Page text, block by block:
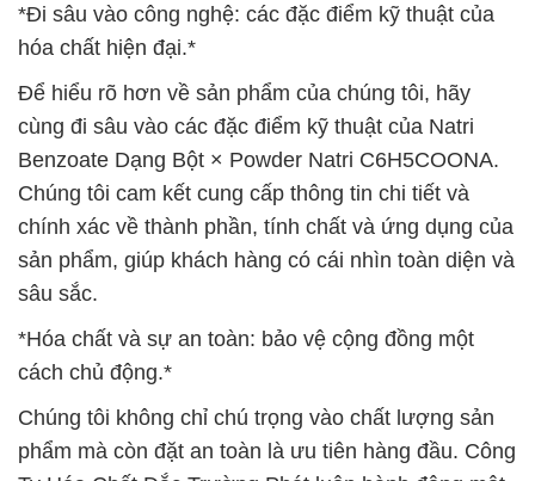
*Đi sâu vào công nghệ: các đặc điểm kỹ thuật của
hóa chất hiện đại.*
Để hiểu rõ hơn về sản phẩm của chúng tôi, hãy
cùng đi sâu vào các đặc điểm kỹ thuật của Natri
Benzoate Dạng Bột × Powder Natri C6H5COONA.
Chúng tôi cam kết cung cấp thông tin chi tiết và
chính xác về thành phần, tính chất và ứng dụng của
sản phẩm, giúp khách hàng có cái nhìn toàn diện và
sâu sắc.
*Hóa chất và sự an toàn: bảo vệ cộng đồng một
cách chủ động.*
Chúng tôi không chỉ chú trọng vào chất lượng sản
phẩm mà còn đặt an toàn là ưu tiên hàng đầu. Công